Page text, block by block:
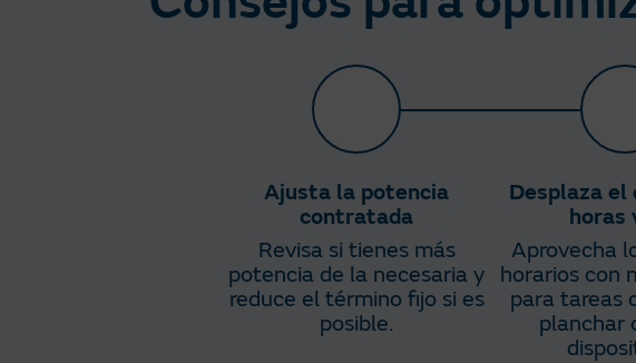
Ajusta la potencia
contratada
Revisa si tienes más
potencia de la necesaria y
reduce el término fijo si es
posible.​
Desplaza el
horas
Aprovecha
horarios con
para tareas
planchar